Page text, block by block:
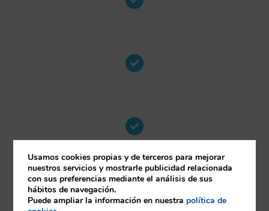
Usamos cookies propias y de terceros para mejorar
nuestros servicios y mostrarle publicidad relacionada
con sus preferencias mediante el análisis de sus
hábitos de navegación.
Puede ampliar la información en nuestra política de